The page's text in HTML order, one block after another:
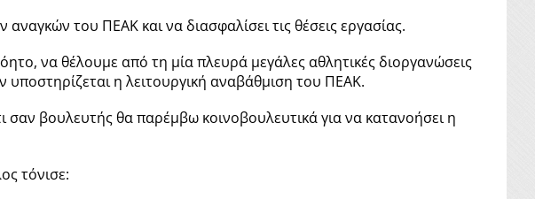
του ΠΕΑΚ και να διασφαλίσει τις θέσεις εργασίας.
να θέλουμε από τη μία πλευρά μεγάλες αθλητικές διοργανώσεις
υποστηρίζεται η λειτουργική αναβάθμιση του ΠΕΑΚ.
βουλευτής θα παρέμβω κοινοβουλευτικά για να κατανοήσει η
τόνισε: